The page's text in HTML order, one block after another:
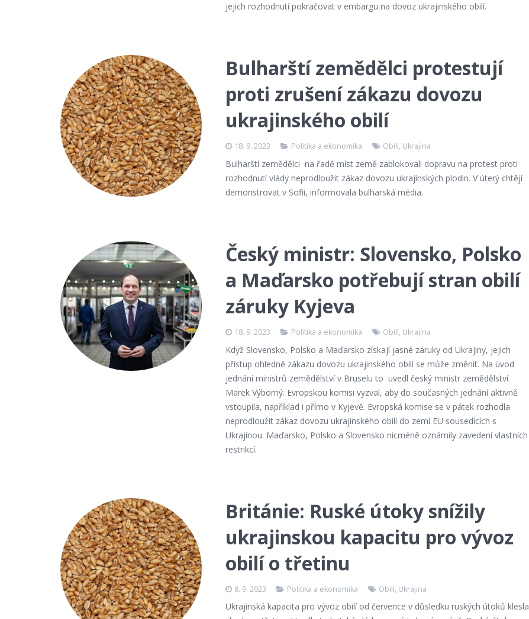
jejich rozhodnutí pokračovat v embargu na dovoz ukrajinského obilí.
Bulharští zemědělci protestují
proti zrušení zákazu dovozu
ukrajinského obilí
18. 9. 2023 Politika a ekonomika Obilí, Ukrajina
Bulharští zemědělci na řadě míst země zablokovali dopravu na protest proti
rozhodnutí vlády neprodloužit zákaz dovozu ukrajinských plodin. V úterý chtějí
demonstrovat v Sofii, informovala bulharská média.
Český ministr: Slovensko, Polsko
a Maďarsko potřebují stran obilí
záruky Kyjeva
18. 9. 2023 Politika a ekonomika Obilí, Ukrajina
Když Slovensko, Polsko a Maďarsko získají jasné záruky od Ukrajiny, jejich
přístup ohledně zákazu dovozu ukrajinského obilí se může změnit. Na úvod
jednání ministrů zemědělství v Bruselu to uvedl český ministr zemědělství
Marek Výborný. Evropskou komisi vyzval, aby do současných jednání aktivně
vstoupila, například i přímo v Kyjevě. Evropská komise se v pátek rozhodla
neprodloužit zákaz dovozu ukrajinského obilí do zemí EU sousedících s
Ukrajinou. Maďarsko, Polsko a Slovensko nicméně oznámily zavedení vlastních
restrikcí.
Británie: Ruské útoky snížily
ukrajinskou kapacitu pro vývoz
obilí o třetinu
8. 9. 2023 Politika a ekonomika Obilí, Ukrajina
Ukrajinská kapacita pro vývoz obilí od července v důsledku ruských útoků klesla